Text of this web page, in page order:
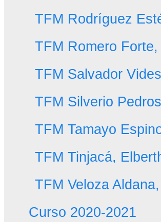
TFM Rodríguez
TFM Romero
TFM Salvador
TFM Silverio
TFM Tamayo
TFM Tinjacá,
TFM Veloza
Curso 2020-2021